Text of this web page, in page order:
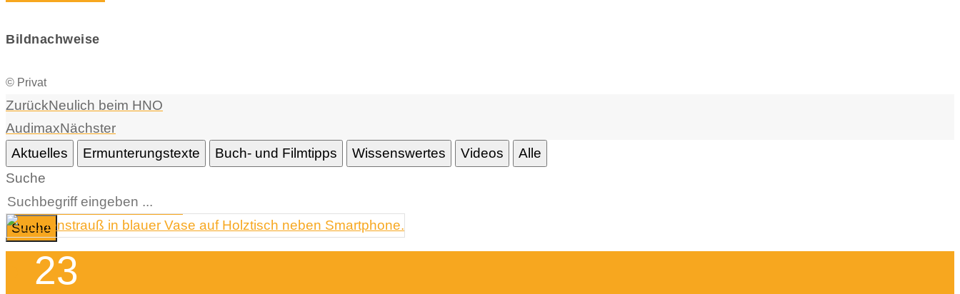
Bildnachweise
© Privat
ZurückNeulich beim HNO
AudimaxNächster
Aktuelles
Ermunterungstexte Buch- und Filmtipps Wissenswertes Videos
Alle
Suche
Suche
23